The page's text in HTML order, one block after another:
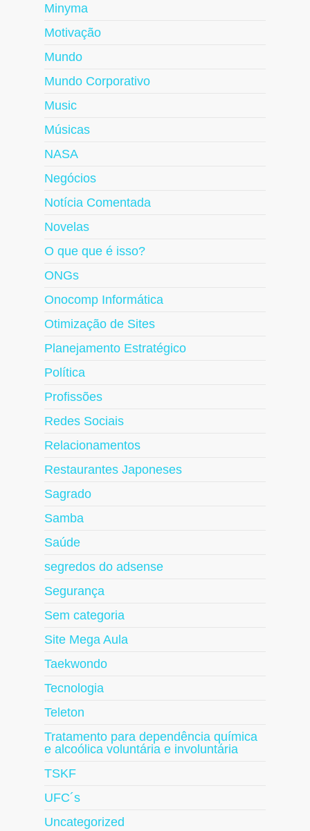
Minyma
Motivação
Mundo
Mundo Corporativo
Music
Músicas
NASA
Negócios
Notícia Comentada
Novelas
O que que é isso?
ONGs
Onocomp Informática
Otimização de Sites
Planejamento Estratégico
Política
Profissões
Redes Sociais
Relacionamentos
Restaurantes Japoneses
Sagrado
Samba
Saúde
segredos do adsense
Segurança
Sem categoria
Site Mega Aula
Taekwondo
Tecnologia
Teleton
Tratamento para dependência química
e alcoólica voluntária e involuntária
TSKF
UFC´s
Uncategorized